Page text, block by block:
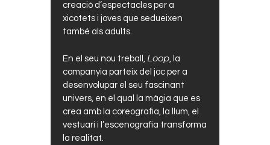
creació d’espectacles per a
xicotets i joves que sedueixen
també als adults.
En el seu nou treball, Loop, la
companyia parteix del joc per a
desenvolupar el seu fascinant
univers, en el qual la màgia que es
crea amb la coreografia, la llum, el
vestuari i l’escenografia transforma
la realitat.